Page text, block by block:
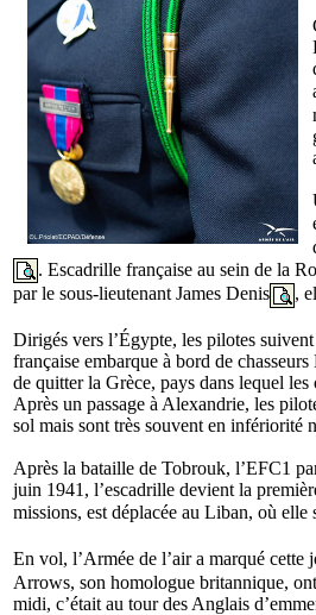
. Escadrille française au sein de la
par le sous-lieutenant James Denis
,
Dirigés vers l’Égypte, les pilotes
française embarque à bord de
de quitter la Grèce, pays dans lequel
Après un passage à Alexandrie, les
sol mais sont très souvent en infériorité
Après la bataille de Tobrouk, l’EFC1
juin 1941, l’escadrille devient la
missions, est déplacée au Liban, où
En vol, l’Armée de l’air a marqué
Arrows, son homologue britannique,
midi, c’était au tour des Anglais